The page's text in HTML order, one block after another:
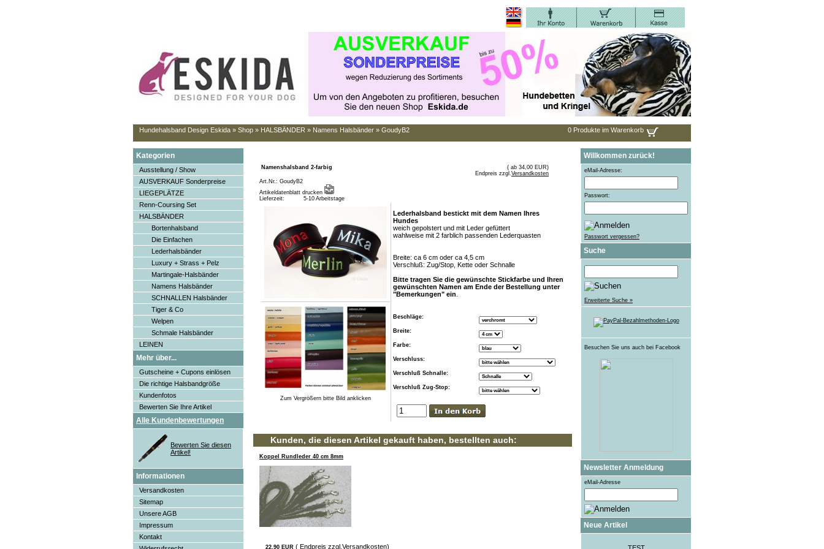
Hundehalsband Design Eskida » Shop » HALSBÄNDER » Namens Halsbänder » GoudyB2 0 Produkte im Warenkorb
Kategorien
Ausstellung / Show
AUSVERKAUF Sonderpreise
LIEGEPLÄTZE
Renn-Coursing Set
HALSBÄNDER
Bortenhalsband
Die Einfachen
Lederhalsbänder
Luxury + Strass + Pelz
Martingale-Halsbänder
Namens Halsbänder
SCHNALLEN Halsbänder
Tiger & Co
Welpen
Schmale Halsbänder
LEINEN
Mehr über...
Gutscheine + Cupons einlösen
Die richtige Halsbandgröße
Kundenfotos
Bewerten Sie Ihre Artikel
Alle Kundenbewertungen
Bewerten Sie diesen
Artikel!
Informationen
Versandkosten
Sitemap
Unsere AGB
Impressum
Kontakt
Namenshalsband 2-farbig
( ab 34,00 EUR)
Endpreis zzgl.Versandkosten
Art.Nr.: GoudyB2
Artikeldatenblatt drucken
Lieferzeit:
5-10 Arbeitstage
Zum Vergrößern bitte Bild anklicken
Lederhalsband bestickt mit dem Namen Ihres
Hundes
weich gepolstert und mit Leder gefüttert
wahlweise mit 2 farblich passenden Lederquasten
Breite: ca 6 cm oder ca 4,5 cm
Verschluß: Zug/Stop, Kette oder Schnalle
Bitte tragen Sie die gewünschte Stickfarbe und Ihren
gewünschten Namen am Ende der Bestellung unter
"Bemerkungen" ein
Beschläge:
Breite:
Farbe:
Verschluss:
Verschluß Schnalle:
Verschluß Zug-Stop:
Kunden, die diesen Artikel gekauft haben, bestellten auch:
Koppel Rundleder 40 cm 8mm
22,90 EUR ( Endpreis zzgl. Versandkosten)
Willkommen zurück!
eMail-Adresse:
Passwort:
Passwort vergessen?
Suche
Erweiterte Suche »
Besuchen Sie uns auch bei Facebook
Newsletter Anmeldung
eMail-Adresse
Neue Artikel